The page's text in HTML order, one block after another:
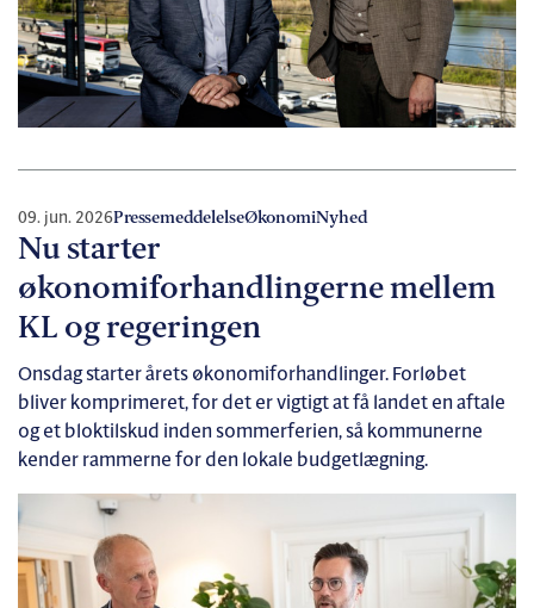
09. jun. 2026PressemeddelelseØkonomiNyhed
Nu starter
økonomiforhandlingerne mellem
KL og regeringen
Onsdag starter årets økonomiforhandlinger. Forløbet
bliver komprimeret, for det er vigtigt at få landet en aftale
og et bloktilskud inden sommerferien, så kommunerne
kender rammerne for den lokale budgetlægning.